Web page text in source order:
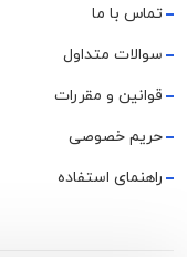
تماس با ما
سوالات متداول
قوانین و مقررات
حریم خصوصی
راهنمای استفاده